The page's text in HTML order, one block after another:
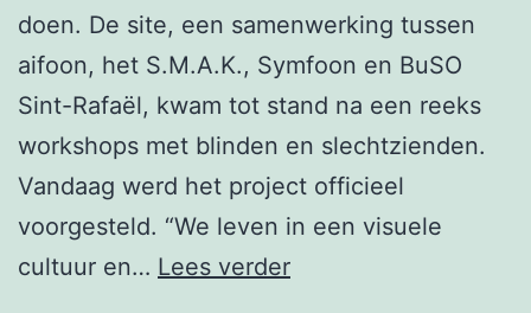
doen. De site, een samenwerking tussen
aifoon, het S.M.A.K., Symfoon en BuSO
Sint-Rafaël, kwam tot stand na een reeks
workshops met blinden en slechtzienden.
Vandaag werd het project officieel
voorgesteld. “We leven in een visuele
cultuur en… Lees verderGeluidenatlas’